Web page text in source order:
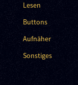
Lesen
Buttons
Aufnäher
Sonstiges